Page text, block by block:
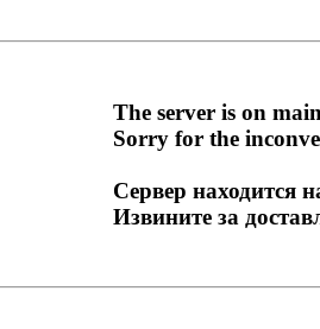
The server is on
Sorry for the
Сервер находится
Извините за